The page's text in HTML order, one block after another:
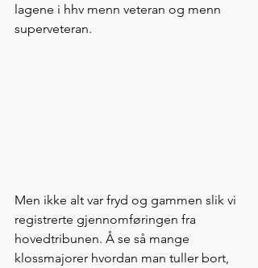
lagene i hhv menn veteran og menn
superveteran.
Men ikke alt var fryd og gammen slik vi
registrerte gjennomføringen fra
hovedtribunen. Å se så mange
klossmajorer hvordan man tuller bort,